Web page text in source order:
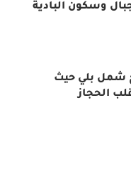
وسكون البادية
شمل بلي حيث
الحجاز